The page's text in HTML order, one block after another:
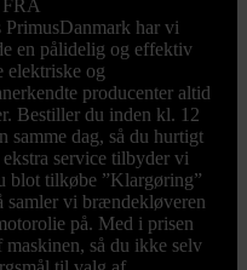
har vi
en pålidelig og effektiv
elektriske og
producenter altid
Bestiller du inden kl. 12
samme dag, så du hurtigt
service tilbyder vi
blot tilkøbe ”Klargøring”
samler vi brændekløveren
på. Med i prisen
maskinen, så du ikke selv